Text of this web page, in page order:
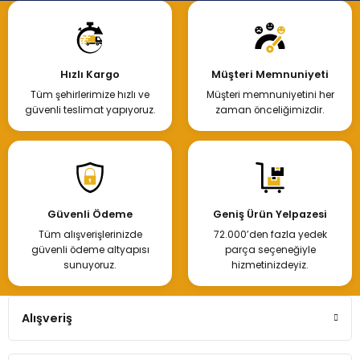
Hızlı Kargo
Tüm şehirlerimize hızlı ve
güvenli teslimat yapıyoruz.
Müşteri Memnuniyeti
Müşteri memnuniyetini her
zaman önceliğimizdir.
Güvenli Ödeme
Tüm alışverişlerinizde
güvenli ödeme altyapısı
sunuyoruz.
Geniş Ürün Yelpazesi
72.000’den fazla yedek
parça seçeneğiyle
hizmetinizdeyiz.
Alışveriş